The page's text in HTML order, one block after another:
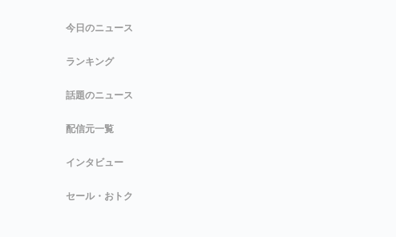
今日のニュース
ランキング
話題のニュース
配信元一覧
インタビュー
セール・おトク